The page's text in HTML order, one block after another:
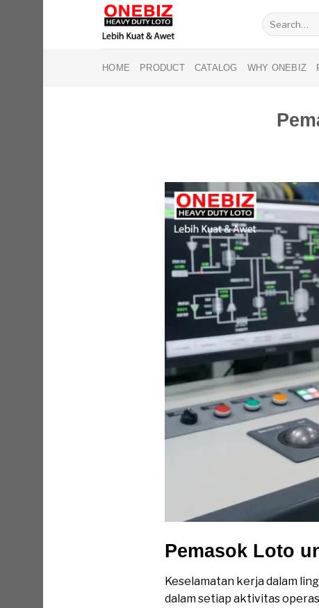
Search
for:
HOME PRODUCT CATALOG WHY ONEBIZ
Pemasok Loto
Keselamatan kerja dalam
dalam setiap aktivitas